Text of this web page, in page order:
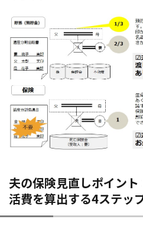
夫の保険見直しポイン
活費を算出する4ステッ